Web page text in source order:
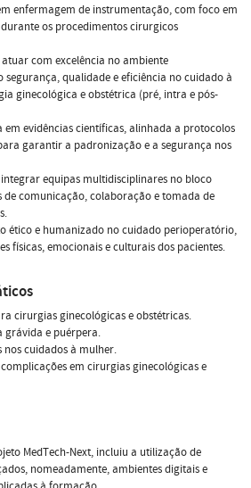
enfermagem de instrumentação, com foco em
os procedimentos cirurgicos
com excelência no ambiente
qualidade e eficiência no cuidado à
ginecológica e obstétrica (pré, intra e pós-
evidências científicas, alinhada a protocolos
garantir a padronização e a segurança nos
equipas multidisciplinares no bloco
comunicação, colaboração e tomada de
ético e humanizado no cuidado perioperatório,
físicas, emocionais e culturais dos pacientes.
cirurgias ginecológicas e obstétricas.
grávida e puérpera.
nos cuidados à mulher.
em cirurgias ginecológicas e
MedTech-Next, incluiu a utilização de
nomeadamente, ambientes digitais e